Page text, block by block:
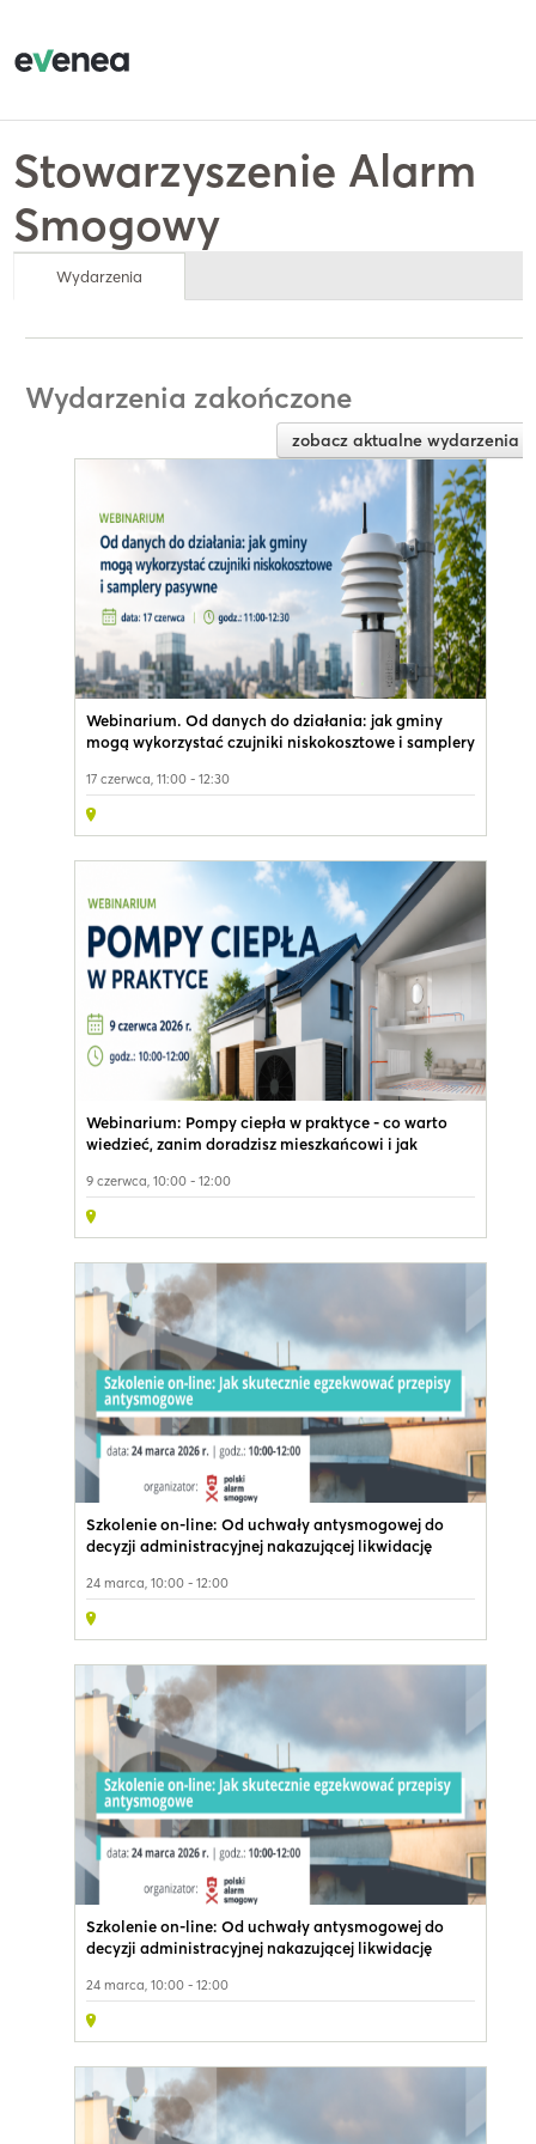
Stowarzyszenie Alarm
Smogowy
Wydarzenia
Wydarzenia zakończone
zobacz aktualne wydarzenia
Webinarium. Od danych do działania: jak gminy
mogą wykorzystać czujniki niskokosztowe i samplery
17 czerwca, 11:00 - 12:30
Webinarium: Pompy ciepła w praktyce - co warto
wiedzieć, zanim doradzisz mieszkańcowi i jak
9 czerwca, 10:00 - 12:00
Szkolenie on-line: Od uchwały antysmogowej do
decyzji administracyjnej nakazującej likwidację
24 marca, 10:00 - 12:00
Szkolenie on-line: Od uchwały antysmogowej do
decyzji administracyjnej nakazującej likwidację
24 marca, 10:00 - 12:00